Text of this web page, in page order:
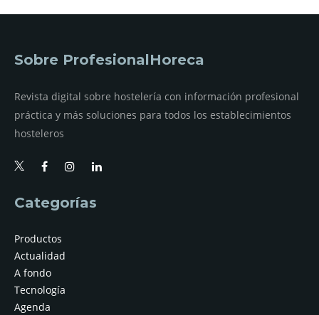
Sobre ProfesionalHoreca
Revista digital sobre hostelería con información profesional
práctica y más soluciones para todos los establecimientos
hosteleros
Categorías
Productos
Actualidad
A fondo
Tecnología
Agenda